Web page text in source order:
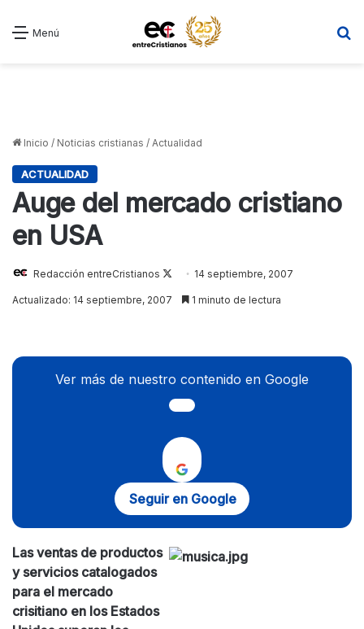
Menú
Inicio / Noticias cristianas / Actualidad
ACTUALIDAD
Auge del mercado cristiano
en USA
Redacción entreCristianos
Follow
on
14 septiembre, 2007
Actualizado: 14 septiembre, 2007 1 minuto de lectura
Ver más de nuestro contenido en Google
Seguir en Google
Las ventas de productos
y servicios catalogados
para el mercado
crisitiano en los Estados